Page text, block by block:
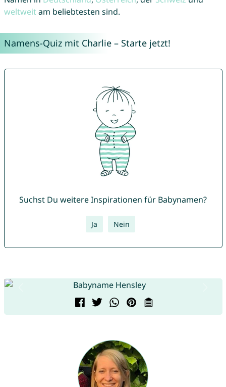
weltweitam beliebtesten sind.
Namens-Quiz mit Charlie – Starte jetzt!
Suchst Du weitere Inspirationen für Babynamen?
Ja Nein